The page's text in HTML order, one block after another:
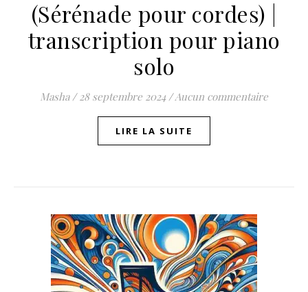
(Sérénade pour cordes) |
transcription pour piano
solo
Masha / 28 septembre 2024 /Aucun commentaire
LIRE LA SUITE